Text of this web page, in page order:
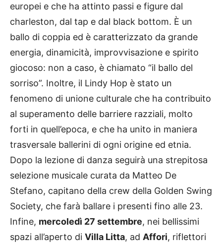
europei e che ha attinto passi e figure dal
charleston, dal tap e dal black bottom. È un
ballo di coppia ed è caratterizzato da grande
energia, dinamicità, improvvisazione e spirito
giocoso: non a caso, è chiamato “il ballo del
sorriso”. Inoltre, il Lindy Hop è stato un
fenomeno di unione culturale che ha contribuito
al superamento delle barriere razziali, molto
forti in quell’epoca, e che ha unito in maniera
trasversale ballerini di ogni origine ed etnia.
Dopo la lezione di danza seguirà una strepitosa
selezione musicale curata da Matteo De
Stefano, capitano della crew della Golden Swing
Society, che farà ballare i presenti fino alle 23.
Infine, mercoledì 27 settembre, nei bellissimi
spazi all’aperto di Villa Litta, ad Affori, riflettori